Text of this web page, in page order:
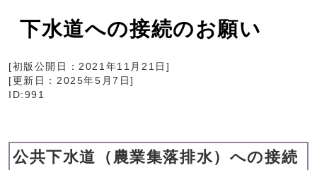
下水道への接続のお願い
[初版公開日：2021年11月21日 ]
[更新日： 2025年5月7日]
ID:991
公共下水道（農業集落排水）への接続